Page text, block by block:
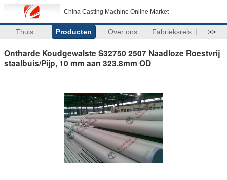
China Casting Machine Online Market
Thuis Producten Over ons Fabrieksreis >>
Ontharde Koudgewalste S32750 2507 Naadloze Roestvrij
staalbuis/Pijp, 10 mm aan 323.8mm OD